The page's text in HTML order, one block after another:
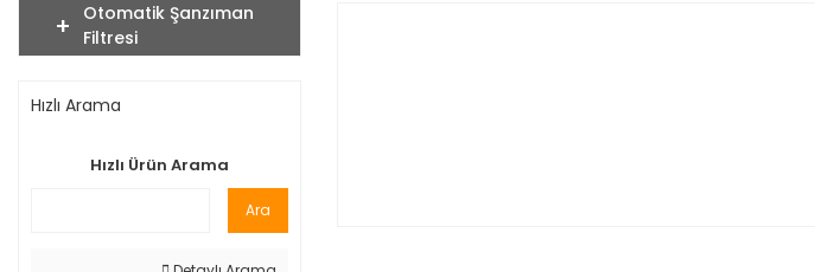
Otomatik Şanzıman
Filtresi
Hızlı Arama
Hızlı Ürün Arama
Ara